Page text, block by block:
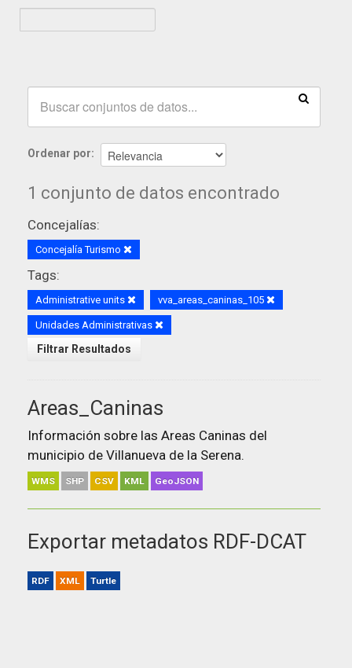
Ordenar por
1 conjunto de datos encontrado
Concejalías:
Concejalía Turismo
Tags:
Administrative units vva_areas_caninas_105
Unidades Administrativas
Filtrar Resultados
Areas_Caninas
Información sobre las Areas Caninas del
municipio de Villanueva de la Serena.
WMS SHP CSV KML GeoJSON
Exportar metadatos RDF-DCAT
RDF XML Turtle